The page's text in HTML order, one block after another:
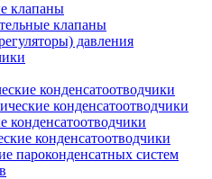
клапаны
клапаны
давления
конденсатоотводчики
конденсатоотводчики
конденсатоотводчики
конденсатоотводчики
пароконденсатных систем